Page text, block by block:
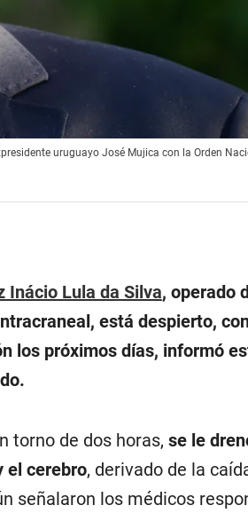
uruguayo José Mujica con la Orden
Inácio Lula da Silva, operado
está despierto,
los próximos días, informó
torno de dos horas, se le
el cerebro, derivado de la
señalaron los médicos